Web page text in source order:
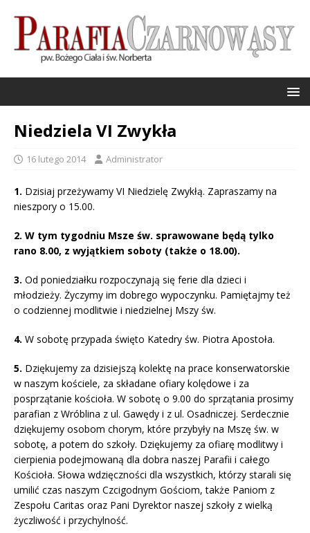
Niedziela VI Zwykła
16 lutego 2014 Administrator
1. Dzisiaj przeżywamy VI Niedzielę Zwykłą. Zapraszamy na
nieszpory o 15.00.
2. W tym tygodniu Msze św. sprawowane będą tylko
rano 8.00, z wyjątkiem soboty (także o 18.00).
3. Od poniedziałku rozpoczynają się ferie dla dzieci i
młodzieży. Życzymy im dobrego wypoczynku. Pamiętajmy też
o codziennej modlitwie i niedzielnej Mszy św.
4. W sobotę przypada święto Katedry św. Piotra Apostoła.
5. Dziękujemy za dzisiejszą kolektę na prace konserwatorskie
w naszym kościele, za składane ofiary kolędowe i za
posprzątanie kościoła. W sobotę o 9.00 do sprzątania prosimy
parafian z Wróblina z ul. Gawędy i z ul. Osadniczej. Serdecznie
dziękujemy osobom chorym, które przybyły na Mszę św. w
sobotę, a potem do szkoły. Dziękujemy za ofiarę modlitwy i
cierpienia podejmowaną dla dobra naszej Parafii i całego
Kościoła. Słowa wdzięczności dla wszystkich, którzy starali się
umilić czas naszym Czcigodnym Gościom, także Paniom z
Zespołu Caritas oraz Pani Dyrektor naszej szkoły z wielką
życzliwość i przychylność.